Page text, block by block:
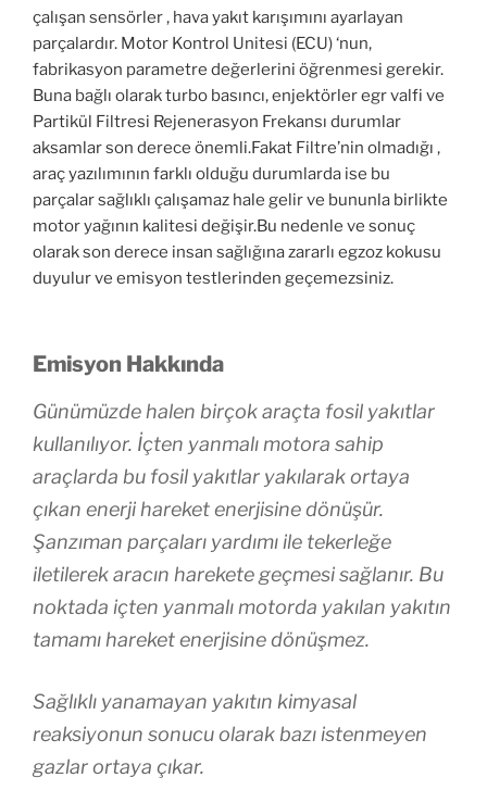
çalışan sensörler , hava yakıt karışımını ayarlayan
parçalardır. Motor Kontrol Unitesi (ECU) ‘nun,
fabrikasyon parametre değerlerini öğrenmesi gerekir.
Buna bağlı olarak turbo basıncı, enjektörler egr valfi ve
Partikül Filtresi Rejenerasyon Frekansı durumlar
aksamlar son derece önemli.Fakat Filtre’nin olmadığı ,
araç yazılımının farklı olduğu durumlarda ise bu
parçalar sağlıklı çalışamaz hale gelir ve bununla birlikte
motor yağının kalitesi değişir.Bu nedenle ve sonuç
olarak son derece insan sağlığına zararlı egzoz kokusu
duyulur ve emisyon testlerinden geçemezsiniz.
Emisyon Hakkında
Günümüzde halen birçok araçta fosil yakıtlar
kullanılıyor. İçten yanmalı motora sahip
araçlarda bu fosil yakıtlar yakılarak ortaya
çıkan enerji hareket enerjisine dönüşür.
Şanzıman parçaları yardımı ile tekerleğe
iletilerek aracın harekete geçmesi sağlanır. Bu
noktada içten yanmalı motorda yakılan yakıtın
tamamı hareket enerjisine dönüşmez.
Sağlıklı yanamayan yakıtın kimyasal
reaksiyonun sonucu olarak bazı istenmeyen
gazlar ortaya çıkar.